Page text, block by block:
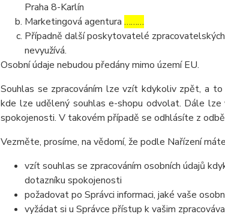
Praha 8-Karlín
Marketingová agentura ………
Případně další poskytovatelé
nevyužívá.
Osobní údaje nebudou předány mimo území EU.
Souhlas se zpracováním lze vzít kdykoliv zpět, a
kde lze udělený souhlas e-shopu odvolat. Dále
spokojenosti. V takovém případě se odhlásíte z
Vezměte, prosíme, na vědomí, že podle Nařízení
vzít souhlas se zpracováním osobních údajů
dotazníku spokojenosti
požadovat po Správci informaci, jaké vaše
vyžádat si u Správce přístup k vašim